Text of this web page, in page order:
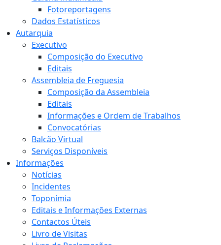
Fotoreportagens
Dados Estatísticos
Autarquia
Executivo
Composição do Executivo
Editais
Assembleia de Freguesia
Composição da Assembleia
Editais
Informações e Ordem de Trabalhos
Convocatórias
Balcão Virtual
Serviços Disponíveis
Informações
Notícias
Incidentes
Toponímia
Editais e Informações Externas
Contactos Úteis
Livro de Visitas